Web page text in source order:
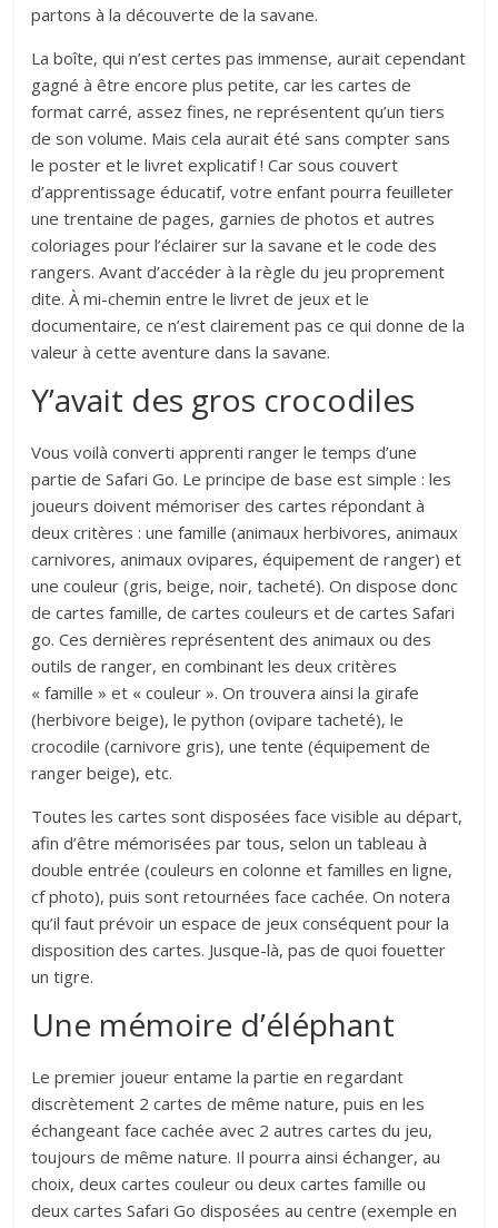
partons à la découverte de la savane.
La boîte, qui n’est certes pas immense, aurait cependant
gagné à être encore plus petite, car les cartes de
format carré, assez fines, ne représentent qu’un tiers
de son volume. Mais cela aurait été sans compter sans
le poster et le livret explicatif ! Car sous couvert
d’apprentissage éducatif, votre enfant pourra feuilleter
une trentaine de pages, garnies de photos et autres
coloriages pour l’éclairer sur la savane et le code des
rangers. Avant d’accéder à la règle du jeu proprement
dite. À mi-chemin entre le livret de jeux et le
documentaire, ce n’est clairement pas ce qui donne de la
valeur à cette aventure dans la savane.
Y’avait des gros crocodiles
Vous voilà converti apprenti ranger le temps d’une
partie de Safari Go. Le principe de base est simple : les
joueurs doivent mémoriser des cartes répondant à
deux critères : une famille (animaux herbivores, animaux
carnivores, animaux ovipares, équipement de ranger) et
une couleur (gris, beige, noir, tacheté). On dispose donc
de cartes famille, de cartes couleurs et de cartes Safari
go. Ces dernières représentent des animaux ou des
outils de ranger, en combinant les deux critères
« famille » et « couleur ». On trouvera ainsi la girafe
(herbivore beige), le python (ovipare tacheté), le
crocodile (carnivore gris), une tente (équipement de
ranger beige), etc.
Toutes les cartes sont disposées face visible au départ,
afin d’être mémorisées par tous, selon un tableau à
double entrée (couleurs en colonne et familles en ligne,
cf photo), puis sont retournées face cachée. On notera
qu’il faut prévoir un espace de jeux conséquent pour la
disposition des cartes. Jusque-là, pas de quoi fouetter
un tigre.
Une mémoire d’éléphant
Le premier joueur entame la partie en regardant
discrètement 2 cartes de même nature, puis en les
échangeant face cachée avec 2 autres cartes du jeu,
toujours de même nature. Il pourra ainsi échanger, au
choix, deux cartes couleur ou deux cartes famille ou
deux cartes Safari Go disposées au centre (exemple en